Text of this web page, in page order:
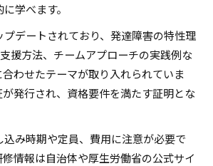
学べます。
デートされており、発達障害の特性理
援方法、チームアプローチの実践例な
わせたテーマが取り入れられていま
が発行され、資格要件を満たす証明とな
み時期や定員、費用に注意が必要で
情報は自治体や厚生労働省の公式サイ